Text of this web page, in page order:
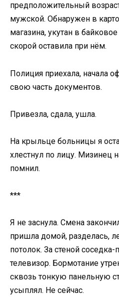
предположительный
мужской. Обнаружен в
магазина, укутан в
скорой оставила при нём.
Полиция приехала, начала
свою часть документов.
Привезла, сдала, ушла.
На крыльце больницы я
хлестнул по лицу. Мизинец
помнил.
***
Я не заснула. Смена
пришла домой, разделась,
потолок. За стеной
телевизор. Бормотание
сквозь тонкую панельную
усыплял. Не сейчас.